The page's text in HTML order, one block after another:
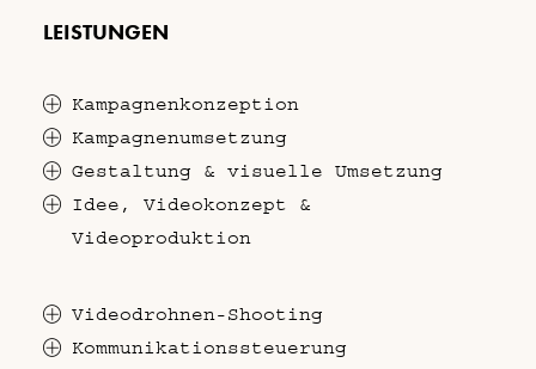
LEISTUNGEN
Kampagnenkonzeption
Kampagnenumsetzung
Gestaltung & visuelle Umsetzung
Idee, Videokonzept &
Videoproduktion
Videodrohnen-Shooting
Kommunikationssteuerung